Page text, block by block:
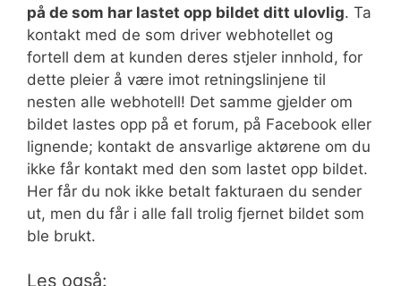
på de som har lastet opp bildet ditt ulovlig. Ta
kontakt med de som driver webhotellet og
fortell dem at kunden deres stjeler innhold, for
dette pleier å være imot retningslinjene til
nesten alle webhotell! Det samme gjelder om
bildet lastes opp på et forum, på Facebook eller
lignende; kontakt de ansvarlige aktørene om du
ikke får kontakt med den som lastet opp bildet.
Her får du nok ikke betalt fakturaen du sender
ut, men du får i alle fall trolig fjernet bildet som
ble brukt.
Les også: